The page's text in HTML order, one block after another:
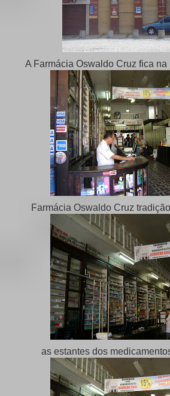
A Farmácia Oswaldo Cruz fica na
Farmácia Oswaldo Cruz
as estantes dos